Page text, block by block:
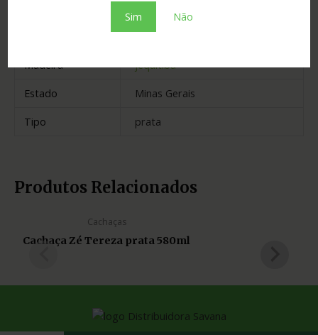
Sim Não
Salinas
Madeira
jequitibá
Estado
Minas Gerais
Tipo
prata
Produtos Relacionados
Cachaças
Cachaça Zé Tereza prata 580ml